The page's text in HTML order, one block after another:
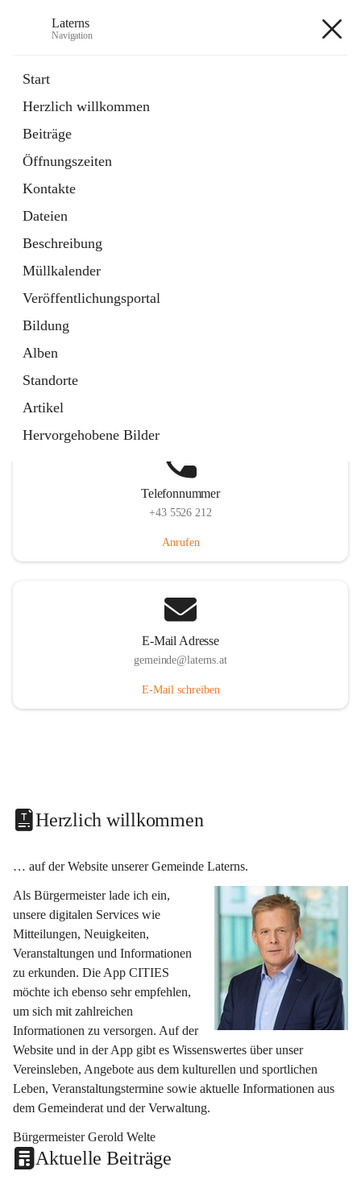
Laterns
Navigation
Start
Herzlich willkommen
Beiträge
Öffnungszeiten
Kontakte
Dateien
Beschreibung
Müllkalender
Veröffentlichungsportal
Bildung
Alben
Standorte
Artikel
Hervorgehobene Bilder
11 Schnellzugriffe
Soziales
1 Schnellzugriff
Telefonnummer
+43 5526 212
Anrufen
E-Mail Adresse
gemeinde@laterns.at
E-Mail schreiben
Herzlich willkommen
… auf der Website unserer Gemeinde Laterns.
Als Bürgermeister lade ich ein,
unsere digitalen Services wie
Mitteilungen, Neuigkeiten,
Veranstaltungen und Informationen
zu erkunden. Die App CITIES
möchte ich ebenso sehr empfehlen,
um sich mit zahlreichen
Informationen zu versorgen. Auf der
Website und in der App gibt es Wissenswertes über unser
Vereinsleben, Angebote aus dem kulturellen und sportlichen
Leben, Veranstaltungstermine sowie aktuelle Informationen aus
dem Gemeinderat und der Verwaltung.
Bürgermeister Gerold Welte
Aktuelle Beiträge